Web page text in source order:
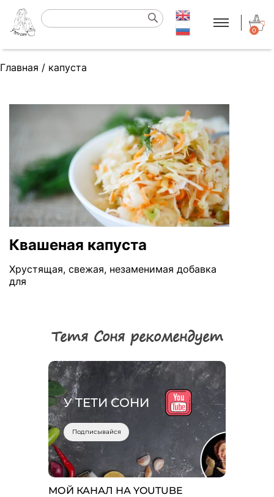
0
Главная / капуста
Квашеная капуста
Хрустящая, свежая, незаменимая добавка
для
Тетя Соня рекомендует
У ТЕТИ СОНИ
Подписывайся
МОЙ КАНАЛ НА YOUTUBE